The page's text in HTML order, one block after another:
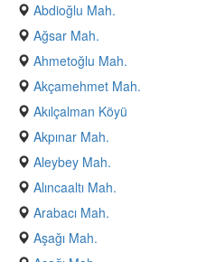
Abdioğlu Mah.
Ağsar Mah.
Ahmetoğlu Mah.
Akçamehmet Mah.
Akılçalman Köyü
Akpınar Mah.
Aleybey Mah.
Alıncaaltı Mah.
Arabacı Mah.
Aşağı Mah.